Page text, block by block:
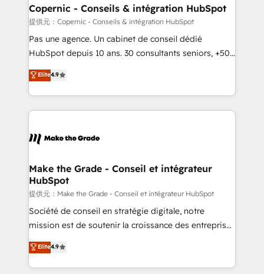
One company, one operating model, delivering
across offices and consulting teams in the UK, USA,
Canada, Germany, France, Belgium, Singapore, and
South Africa. Certified compliant with ISO/IEC
international offices and 175+ employees.
Copernic - Conseils & intégration HubSpot
提供元：Copernic - Conseils & intégration HubSpot
Pas une agence. Un cabinet de conseil dédié
HubSpot depuis 10 ans. 30 consultants seniors, +500
clients, un ROI mesurable. Notre mission : faire de
HubSpot un vrai levier de performance pour votre
organisation. Cela passe par la compréhension de
vos processus, la fiabilisation de vos données et
la plateforme. Nos domaines d'intervention : -
& reprise de données - Stratégie RevOps &
alignement Marketing / Sales - Data, reporting &
tableaux de bord - Onboarding, audit &
optimisation - Intégrations métiers (ERP, téléphonie,
e-commerce) - Formation & accompagnement au
et grandes entreprises en France et à l'international,
dans des secteurs variés : SaaS, immobilier,
Elite4.9
Make the Grade - Conseil et intégrateur
HubSpot
提供元：Make the Grade - Conseil et intégrateur HubSpot
Société de conseil en stratégie digitale, notre
mission est de soutenir la croissance des entreprises
B2B à travers l’acquisition de nouveaux clients,
l'intégration CRM et le développement des revenus
auprès de vos comptes existants. En France et à
Elite4.9